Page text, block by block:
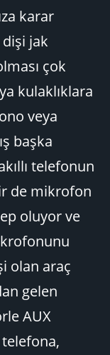
karar
dişi jak
çok
kulaklıklara
veya
başka
telefonun
de mikrofon
oluyor ve
olan araç
gelen
AUX
telefona,